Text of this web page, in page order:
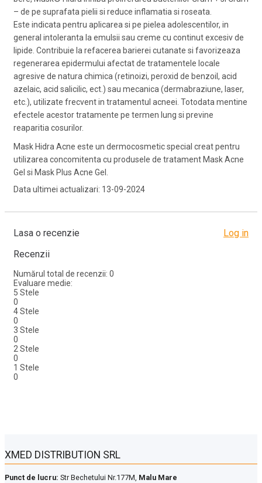
– de pe suprafata pielii si reduce inflamatia si roseata.
Este indicata pentru aplicarea si pe pielea adolescentilor, in
general intoleranta la emulsii sau creme cu continut excesiv de
lipide. Contribuie la refacerea barierei cutanate si favorizeaza
regenerarea epidermului afectat de tratamentele locale
agresive de natura chimica (retinoizi, peroxid de benzoil, acid
azelaic, acid salicilic, ect.) sau mecanica (dermabraziune, laser,
etc.), utilizate frecvent in tratamentul acneei. Totodata mentine
efectele acestor tratamente pe termen lung si previne
reaparitia cosurilor.
Mask Hidra Acne este un dermocosmetic special creat pentru
utilizarea concomitenta cu produsele de tratament Mask Acne
Gel si Mask Plus Acne Gel.
Data ultimei actualizari: 13-09-2024
Lasa o recenzie
Log in
Recenzii
Numărul total de recenzii: 0
Evaluare medie:
5 Stele
0
4 Stele
0
3 Stele
0
2 Stele
0
1 Stele
0
XMED DISTRIBUTION SRL
Punct de lucru: Str Bechetului Nr.177M, Malu Mare